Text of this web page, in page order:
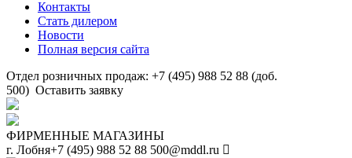
Контакты
Стать дилером
Новости
Полная версия сайта
Отдел розничных продаж: +7 (495) 988 52 88 (доб.
500) Оставить заявку
ФИРМЕННЫЕ МАГАЗИНЫ
г. Лобня+7 (495) 988 52 88 500@mddl.ru